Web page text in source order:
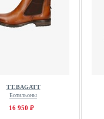
TT.BAGATT
Ботильоны
16 950 ₽